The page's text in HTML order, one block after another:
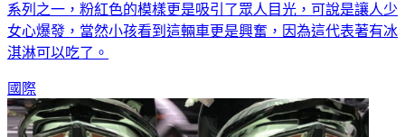
輛車變成了冰淇淋車款，其中一輛成為了BMW集團Classic的
系列之一，粉紅色的模樣更是吸引了眾人目光，可說是讓人少
女心爆發，當然小孩看到這輛車更是興奮，因為這代表著有冰
國際